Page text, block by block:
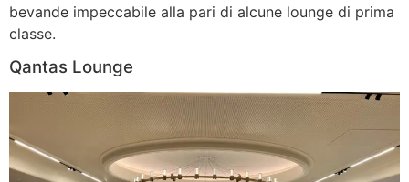
bevande impeccabile alla pari di alcune lounge di prima
classe.
Qantas Lounge